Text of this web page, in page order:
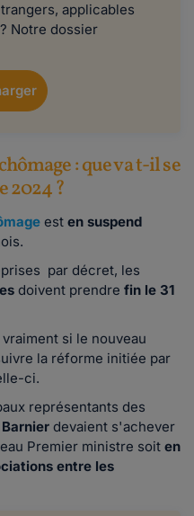
applicables
Notre dossier
: que va t-il se
2024 ?
est en suspend
par décret, les
doivent prendre fin le 31
si le nouveau
la réforme initiée par
ci.
représentants des
devaient s'achever
Premier ministre soit en
entre les